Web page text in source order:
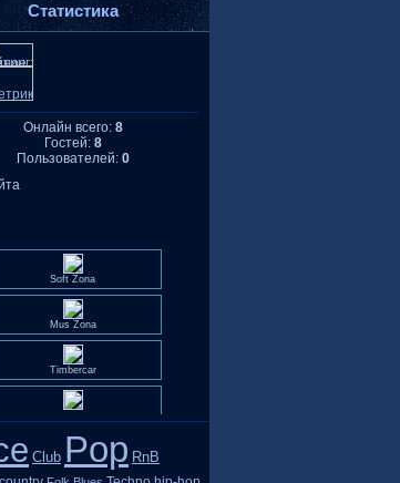
Статистика
Онлайн всего: 8
Гостей: 8
Пользователей: 0
Soft Zona
Mus Zona
Timbercar
...
Club Pop RnB